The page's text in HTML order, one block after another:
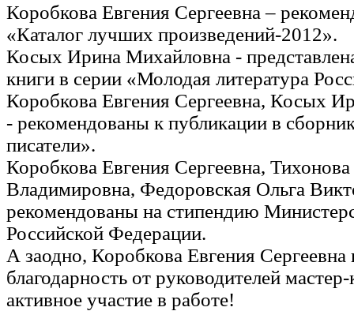
Коробкова Евгения Сергеевна –
«Каталог лучших произведений-2012».
Косых Ирина Михайловна -
книги в серии «Молодая литература
Коробкова Евгения Сергеевна, Косых
- рекомендованы к публикации в
писатели».
Коробкова Евгения Сергеевна,
Владимировна, Федоровская Ольга
рекомендованы на стипендию
Российской Федерации.
А заодно, Коробкова Евгения Сергеевна
благодарность от руководителей мастер-
активное участие в работе!